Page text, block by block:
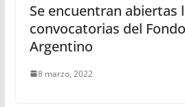
Se encuentran abiertas
convocatorias del
Argentino
8 marzo, 2022